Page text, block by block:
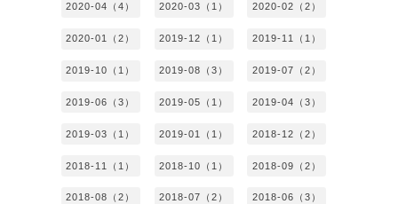
2020-04（4） 2020-03（1） 2020-02（2）
2020-01（2） 2019-12（1） 2019-11（1）
2019-10（1） 2019-08（3） 2019-07（2）
2019-06（3） 2019-05（1） 2019-04（3）
2019-03（1） 2019-01（1） 2018-12（2）
2018-11（1） 2018-10（1） 2018-09（2）
2018-08（2） 2018-07（2） 2018-06（3）